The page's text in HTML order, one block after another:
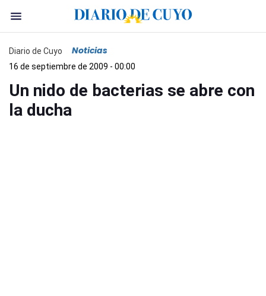
Diario de Cuyo Noticias
16 de septiembre de 2009 - 00:00
Un nido de bacterias se abre con
la ducha